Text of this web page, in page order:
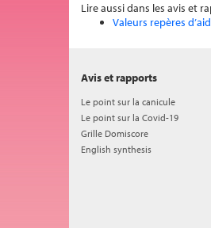
Lire aussi dans les avis et
Valeurs repères
Avis et rapports
Le point sur la canicule
Le point sur la Covid-19
Grille Domiscore
English synthesis